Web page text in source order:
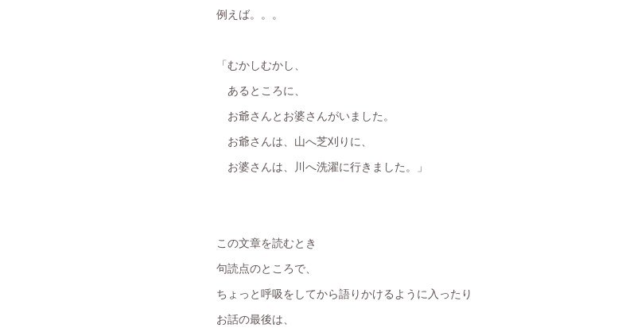
例えば。。。
「むかしむかし、
あるところに、
お爺さんとお婆さんがいました。
お爺さんは、山へ芝刈りに、
お婆さんは、川へ洗濯に行きました。」
この文章を読むとき
句読点のところで、
ちょっと呼吸をしてから語りかけるように入ったり
お話の最後は、